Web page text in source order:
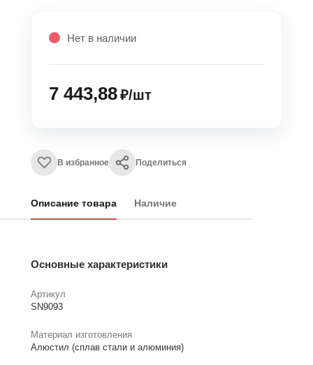
Нет в наличии
7 443,88₽/шт
В избранное Поделиться
Описание товара Наличие
Основные характеристики
Артикул
SN9093
Материал изготовления
Алюстил (сплав стали и алюминия)